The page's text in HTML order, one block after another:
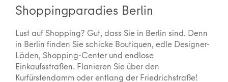
Shoppingparadies Berlin
Lust auf Shopping? Gut, dass Sie in Berlin sind. Denn
in Berlin finden Sie schicke Boutiquen, edle Designer-
Läden, Shopping-Center und endlose
Einkaufsstraßen. Flanieren Sie über den
Kurfürstendamm oder entlang der Friedrichstraße!